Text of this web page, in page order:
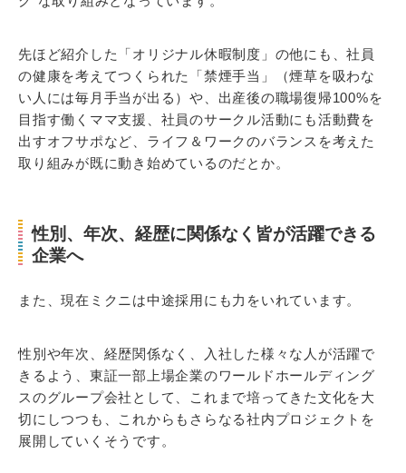
先ほど紹介した「オリジナル休暇制度」の他にも、社員
の健康を考えてつくられた「禁煙手当」（煙草を吸わな
い人には毎月手当が出る）や、出産後の職場復帰100%を
目指す働くママ支援、社員のサークル活動にも活動費を
出すオフサポなど、ライフ＆ワークのバランスを考えた
取り組みが既に動き始めているのだとか。
性別、年次、経歴に関係なく皆が活躍できる
企業へ
また、現在ミクニは中途採用にも力をいれています。
性別や年次、経歴関係なく、入社した様々な人が活躍で
きるよう、東証一部上場企業のワールドホールディング
スのグループ会社として、これまで培ってきた文化を大
切にしつつも、これからもさらなる社内プロジェクトを
展開していくそうです。